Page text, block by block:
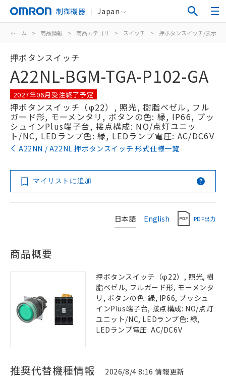
制御機器 Japan
ホーム > 商品情報 > 商品カテゴリ > スイッチ > 押ボタンスイッチ/表示灯
押ボタンスイッチ
A22NL-BGM-TGA-P102-GA
2027年06月受注終了予定
押ボタンスイッチ（φ22）, 照光, 樹脂ベゼル, フル
ガード形, モーメンタリ, ボタンの色: 緑, IP66, プッ
シュインPlus端子台, 接点構成: NO/点灯ユニッ
ト/NC, LEDランプ色: 緑, LEDランプ電圧: AC/DC6V
A22NN / A22NL 押ボタンスイッチ 形式仕様一覧
マイリストに追加
日本語 English PDF出力
商品概要
押ボタンスイッチ（φ22）, 照光, 樹
脂ベゼル, フルガード形, モーメンタ
リ, ボタンの色: 緑, IP66, プッシュ
インPlus端子台, 接点構成: NO/点灯
ユニット/NC, LEDランプ色: 緑,
LEDランプ電圧: AC/DC6V
推奨代替機種情報 2026/8/4 8:16 情報更新